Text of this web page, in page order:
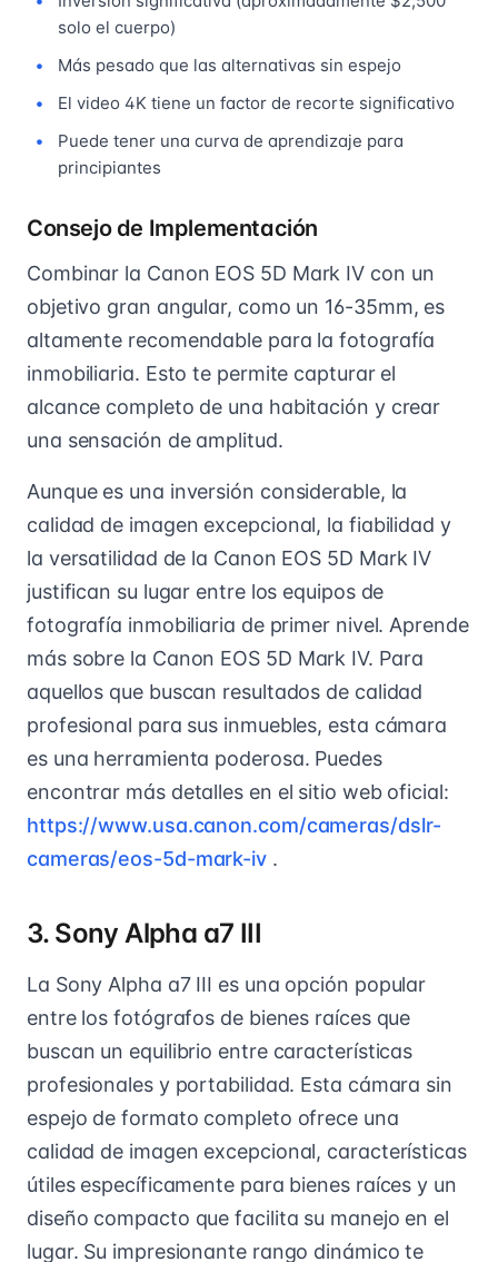
solo el cuerpo)
Más pesado que las alternativas sin espejo
El video 4K tiene un factor de recorte significativo
Puede tener una curva de aprendizaje para
principiantes
Consejo de Implementación
Combinar la Canon EOS 5D Mark IV con un
objetivo gran angular, como un 16-35mm, es
altamente recomendable para la fotografía
inmobiliaria. Esto te permite capturar el
alcance completo de una habitación y crear
una sensación de amplitud.
Aunque es una inversión considerable, la
calidad de imagen excepcional, la fiabilidad y
la versatilidad de la Canon EOS 5D Mark IV
justifican su lugar entre los equipos de
fotografía inmobiliaria de primer nivel. Aprende
más sobre la Canon EOS 5D Mark IV. Para
aquellos que buscan resultados de calidad
profesional para sus inmuebles, esta cámara
es una herramienta poderosa. Puedes
encontrar más detalles en el sitio web oficial:
https://www.usa.canon.com/cameras/dslr-
cameras/eos-5d-mark-iv .
3. Sony Alpha a7 III
La Sony Alpha a7 III es una opción popular
entre los fotógrafos de bienes raíces que
buscan un equilibrio entre características
profesionales y portabilidad. Esta cámara sin
espejo de formato completo ofrece una
calidad de imagen excepcional, características
útiles específicamente para bienes raíces y un
diseño compacto que facilita su manejo en el
lugar. Su impresionante rango dinámico te